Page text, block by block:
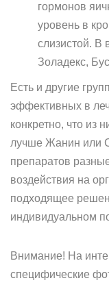
гормонов
уровень в
слизистой. В
Золадекс,
Есть и другие
эффективных в
конкретно, что из
лучше Жанин или
препаратов
воздействия на
подходящее
индивидуальном
Внимание! На
специфические